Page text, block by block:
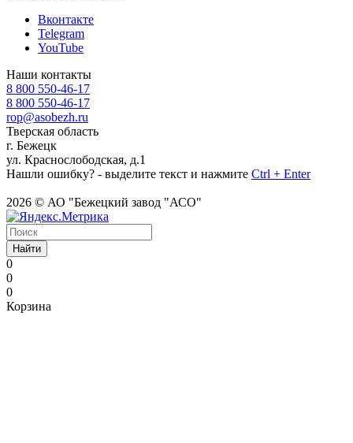
Вконтакте
Telegram
YouTube
Наши контакты
8 800 550-46-17
8 800 550-46-17
rop@asobezh.ru
Тверская область
г. Бежецк
ул. Краснослободская, д.1
Нашли ошибку? - выделите текст и нажмите Ctrl + Enter
2026 © АО "Бежецкий завод "АСО"
Найти
0
0
0
Корзина